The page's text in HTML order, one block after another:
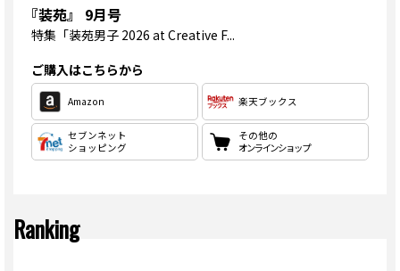
『装苑』 9月号
特集 「装苑男子 2026 at Creative F...
ご購入はこちらから
Amazon 楽天ブックス
セブンネット
ショッピング
その他の
オンラインショップ
Ranking